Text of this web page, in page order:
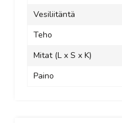
Vesiliitäntä
Teho
Mitat (L x S x K)
Paino